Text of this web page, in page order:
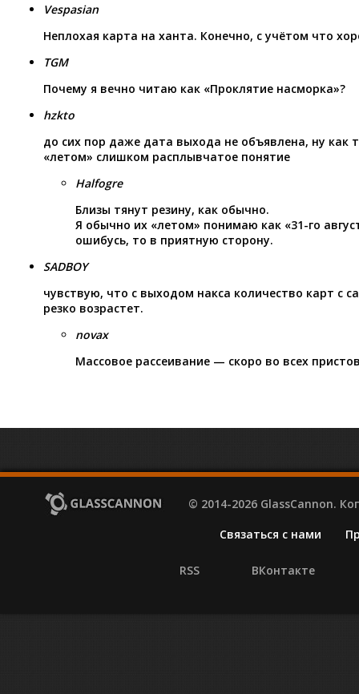
Vespasian
Неплохая карта на ханта. Конечно, с учётом что
TGM
Почему я вечно читаю как «Проклятие насморка»?
hzkto
до сих пор даже дата выхода не объявлена, ну как
«летом» слишком расплывчатое понятие
Halfogre
Близы тянут резину, как обычно.
Я обычно их «летом» понимаю как «31-го
ошибусь, то в приятную сторону.
SADBOY
чувствую, что с выходом накса количество карт с
резко возрастет.
novax
Массовое рассеивание — скоро во всех
© 2014-2026 GlassCannon.
Связаться с нами
RSS ВКонтакте